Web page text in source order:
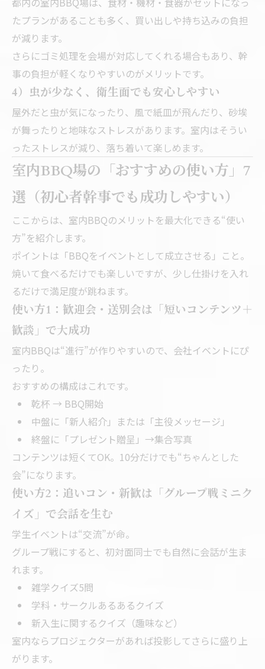
たプランがあることも多く、買い出しや持ち込みの負担
が減ります。
さらにゴミ処理を会場が対応してくれる場合もあり、幹
事の負担が軽くなりやすいのがメリットです。
4）虫が少なく、衛生面でも安心しやすい
屋外だと虫が気になったり、風で紙皿が飛んだり、砂埃
が舞ったりと地味なストレスがあります。室内はそうい
ったストレスが減り、落ち着いて楽しめます。
室内BBQ場の「おすすめの使い方」7
選（初心者幹事でも成功しやすい）
ここからは、室内BBQのメリットを最大化できる“使い
方”を紹介します。
ポイントは「BBQをイベントとして成立させる」こと。
焼いて食べるだけでも楽しいですが、少し仕掛けを入れ
るだけで満足度が跳ねます。
使い方1：歓迎会・送別会は「短いコンテンツ＋
歓談」で大成功
室内BBQは“進行”が作りやすいので、会社イベントにぴ
ったり。
おすすめの構成はこれです。
乾杯 → BBQ開始
中盤に「新人紹介」または「主役メッセージ」
終盤に「プレゼント贈呈」→集合写真
コンテンツは短くてOK。10分だけでも“ちゃんとした
会”になります。
使い方2：追いコン・新歓は「グループ戦ミニク
イズ」で会話を生む
学生イベントは“交流”が命。
グループ戦にすると、初対面同士でも自然に会話が生ま
れます。
雑学クイズ5問
学科・サークルあるあるクイズ
新入生に関するクイズ（趣味など）
室内ならプロジェクターがあれば投影してさらに盛り上
がります。